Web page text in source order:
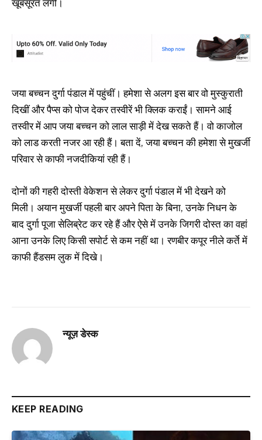
खूबसूरत लगीं।
जया बच्चन दुर्गा पंडाल में पहुंचीं। हमेशा से अलग इस बार वो मुस्कुराती
दिखीं और पैप्स को पोज देकर तस्वीरें भी क्लिक कराईं। सामने आई
तस्वीर में आप जया बच्चन को लाल साड़ी में देख सकते हैं। वो काजोल
को लाड करती नजर आ रही हैं। बता दें, जया बच्चन की हमेशा से मुखर्जी
परिवार से काफी नजदीकियां रही हैं।
दोनों की गहरी दोस्ती वेकेशन से लेकर दुर्गा पंडाल में भी देखने को
मिली। अयान मुखर्जी पहली बार अपने पिता के बिना, उनके निधन के
बाद दुर्गा पूजा सेलिब्रेट कर रहे हैं और ऐसे में उनके जिगरी दोस्त का वहां
आना उनके लिए किसी सपोर्ट से कम नहीं था। रणबीर कपूर नीले कर्ते में
काफी हैंडसम लुक में दिखे।
न्यूज़ डेस्क
KEEP READING